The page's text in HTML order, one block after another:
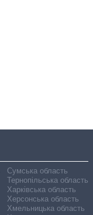
Сумська область
Тернопільська область
Харківська область
Херсонська область
Хмельницька область